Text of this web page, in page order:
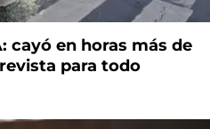
cayó en horas más de
para todo